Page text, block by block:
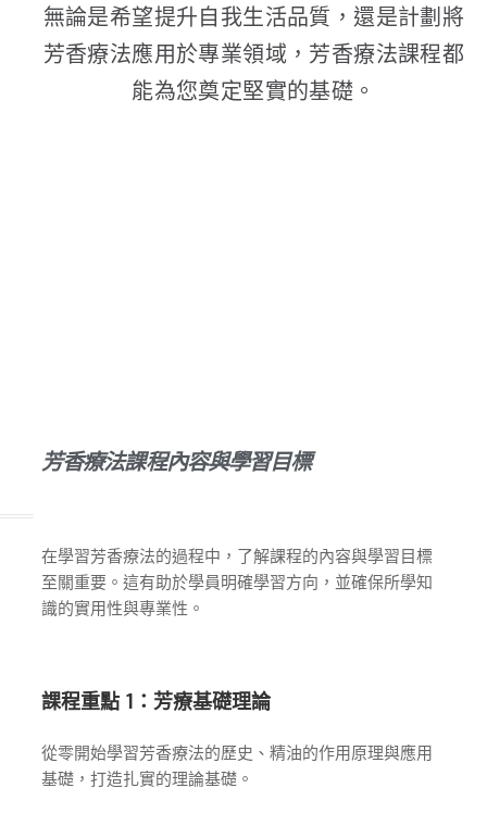
無論是希望提升自我生活品質，還是計劃將
芳香療法應用於專業領域，芳香療法課程都
能為您奠定堅實的基礎。
芳香療法課程內容與學習目標
在學習芳香療法的過程中，了解課程的內容與學習目標
至關重要。這有助於學員明確學習方向，並確保所學知
識的實用性與專業性。
課程重點 1：芳療基礎理論
從零開始學習芳香療法的歷史、精油的作用原理與應用
基礎，打造扎實的理論基礎。